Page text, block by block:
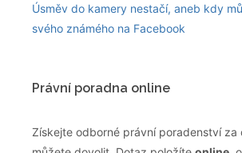
Úsměv do kamery nestačí, aneb kdy
svého známého na Facebook
Právní poradna online
Získejte odborné právní poradenství za